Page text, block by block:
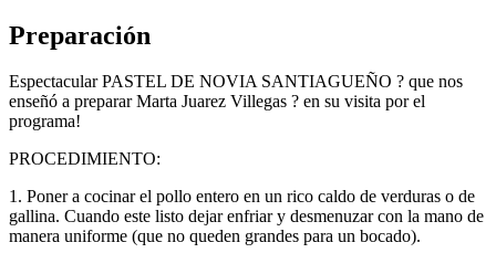
Preparación
Espectacular PASTEL DE NOVIA SANTIAGUEÑO ? que nos
enseñó a preparar Marta Juarez Villegas ? en su visita por el
programa!
PROCEDIMIENTO:
1. Poner a cocinar el pollo entero en un rico caldo de verduras o de
gallina. Cuando este listo dejar enfriar y desmenuzar con la mano de
manera uniforme (que no queden grandes para un bocado).